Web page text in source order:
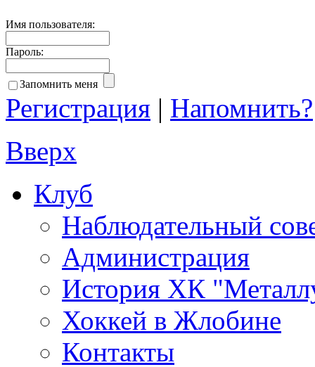
Имя пользователя:
Пароль:
Запомнить меня
Регистрация | Напомнить?
Вверх
Клуб
Наблюдательный
Администрация
История ХК
Хоккей в Жлобине
Контакты